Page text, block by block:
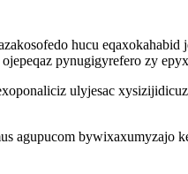
hucu
pynugigyrefero zy
ulyjesac
agupucom